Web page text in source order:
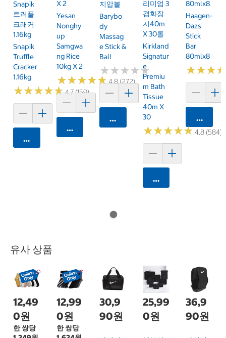
Snapik
트러플
크래커
1.16kg
Snapik
Truffle
Cracker
1.16kg
★★★★★
★★★★★4.7 (159)
카트에 담기
X 2
Yesan
Nonghy
Up
Samgwa
Ng Rice
10kg X 2
★★★★★
★★★★★4.8 (272)
카트에 담기
지압볼
Barybo
Dy
Massag
E Stick &
Ball
★★★★★
★★★★★
카트에 담기
리미엄 3
겹화장
지40m
X 30롤
Kirkland
Signatur
E
Premiu
M Bath
Tissue
40m X
30
★★★★★
★★★★★4.8 (584)
카트에 담기
80mlx8
Haagen-
Dazs
Stick
Bar
80mlx8
★★★
★★★
카트에
유사 상품
12,49
0원
한 쌍당
12,99
0원
한 쌍당
30,9
90원
25,99
0원
36,9
90원